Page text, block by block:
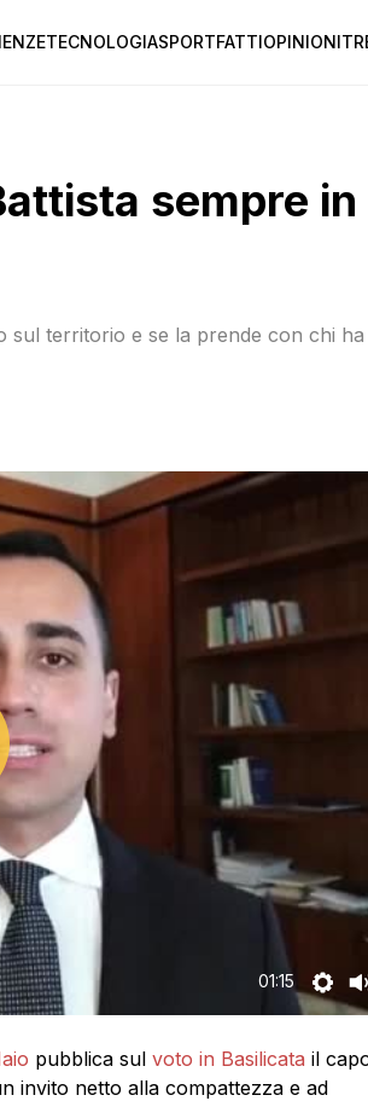
TECNOLOGIASPORTFATTIOPINIONI
sempre in
sul territorio e se la prende con chi ha
01:15
pubblica sul voto in Basilicata il
invito netto alla compattezza e ad